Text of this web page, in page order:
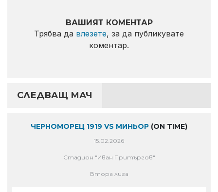
ВАШИЯТ КОМЕНТАР
Трябва да влезете, за да публикувате
коментар.
СЛЕДВАЩ МАЧ
ЧЕРНОМОРЕЦ 1919 VS МИНЬОР (ON TIME)
15.02.2026
Стадион "Иван Притъргов"
Втора лига